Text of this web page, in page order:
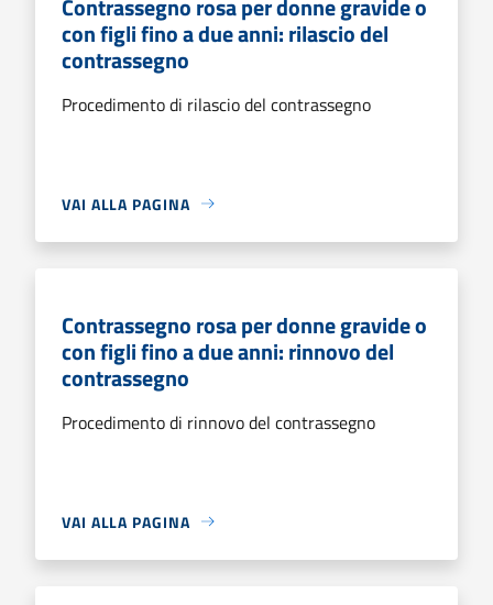
con figli fino a due anni: rilascio del
contrassegno
Procedimento di rilascio del contrassegno
VAI ALLA PAGINA
Contrassegno rosa per donne gravide o
con figli fino a due anni: rinnovo del
contrassegno
Procedimento di rinnovo del contrassegno
VAI ALLA PAGINA